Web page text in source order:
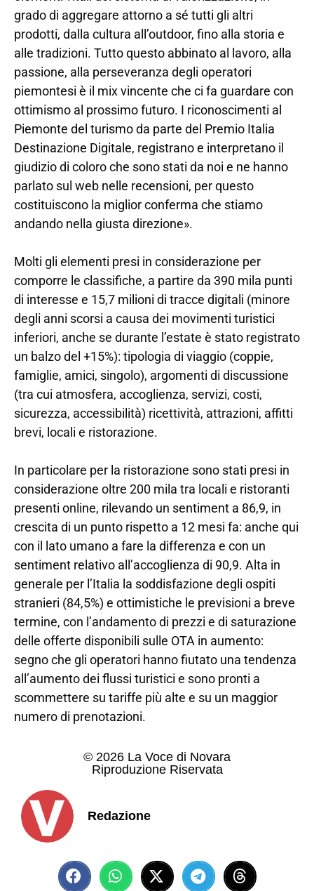
grado di aggregare attorno a sé tutti gli altri
prodotti, dalla cultura all’outdoor, fino alla storia e
alle tradizioni. Tutto questo abbinato al lavoro, alla
passione, alla perseveranza degli operatori
piemontesi è il mix vincente che ci fa guardare con
ottimismo al prossimo futuro. I riconoscimenti al
Piemonte del turismo da parte del Premio Italia
Destinazione Digitale, registrano e interpretano il
giudizio di coloro che sono stati da noi e ne hanno
parlato sul web nelle recensioni, per questo
costituiscono la miglior conferma che stiamo
andando nella giusta direzione».
Molti gli elementi presi in considerazione per
comporre le classifiche, a partire da 390 mila punti
di interesse e 15,7 milioni di tracce digitali (minore
degli anni scorsi a causa dei movimenti turistici
inferiori, anche se durante l’estate è stato registrato
un balzo del +15%): tipologia di viaggio (coppie,
famiglie, amici, singolo), argomenti di discussione
(tra cui atmosfera, accoglienza, servizi, costi,
sicurezza, accessibilità) ricettività, attrazioni, affitti
brevi, locali e ristorazione.
In particolare per la ristorazione sono stati presi in
considerazione oltre 200 mila tra locali e ristoranti
presenti online, rilevando un sentiment a 86,9, in
crescita di un punto rispetto a 12 mesi fa: anche qui
con il lato umano a fare la differenza e con un
sentiment relativo all’accoglienza di 90,9. Alta in
generale per l’Italia la soddisfazione degli ospiti
stranieri (84,5%) e ottimistiche le previsioni a breve
termine, con l’andamento di prezzi e di saturazione
delle offerte disponibili sulle OTA in aumento:
segno che gli operatori hanno fiutato una tendenza
all’aumento dei flussi turistici e sono pronti a
scommettere su tariffe più alte e su un maggior
numero di prenotazioni.
© 2026 La Voce di Novara
Riproduzione Riservata
Redazione